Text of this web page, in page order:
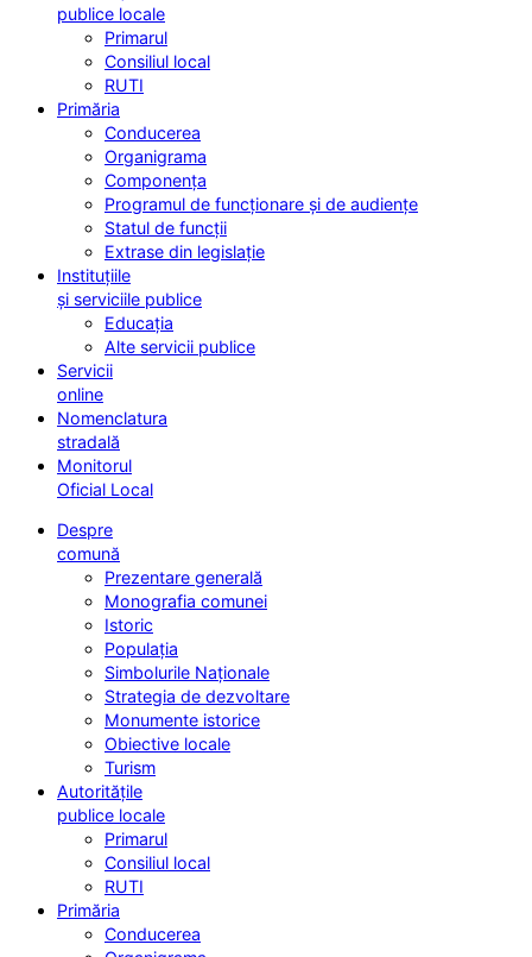
publice locale
Primarul
Consiliul local
RUTI
Primăria
Conducerea
Organigrama
Componența
Programul de funcționare și de audiențe
Statul de funcții
Extrase din legislație
Instituțiile
și serviciile publice
Educația
Alte servicii publice
Servicii
online
Nomenclatura
stradală
Monitorul
Oficial Local
Despre
comună
Prezentare generală
Monografia comunei
Istoric
Populația
Simbolurile Naționale
Strategia de dezvoltare
Monumente istorice
Obiective locale
Turism
Autoritățile
publice locale
Primarul
Consiliul local
RUTI
Primăria
Conducerea